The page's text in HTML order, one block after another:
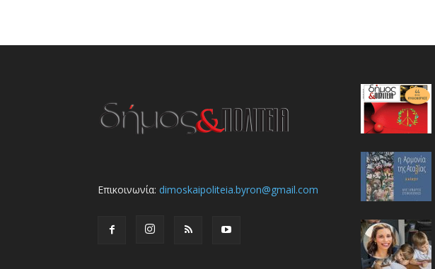
Επικοινωνία: dimoskaipoliteia.byron@gmail.com